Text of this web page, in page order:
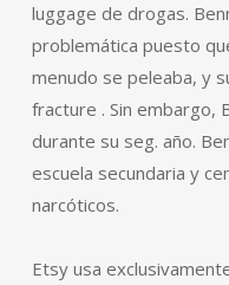
luggage de drogas.
problemática puesto
menudo se peleaba, y
fracture . Sin embargo,
durante su seg. año.
escuela secundaria y
narcóticos.
Etsy usa